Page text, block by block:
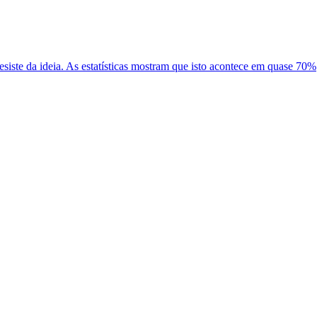
da ideia. As estatísticas mostram que isto acontece em quase 70%